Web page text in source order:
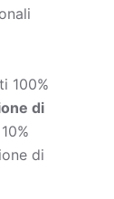
100%
di
di